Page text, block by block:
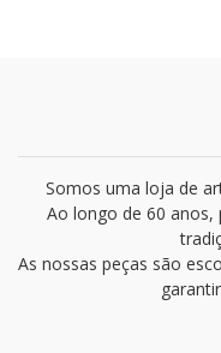
Somos uma loja de
Ao longo de 60
As nossas peças são